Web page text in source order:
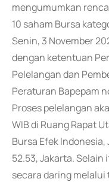
mengumumkan
10 saham Bursa
Senin, 3 November
dengan ketentuan
Pelelangan dan
Peraturan Bapepam
Proses pelelangan
WIB di Ruang Rapat
Bursa Efek
52.53, Jakarta.
secara daring